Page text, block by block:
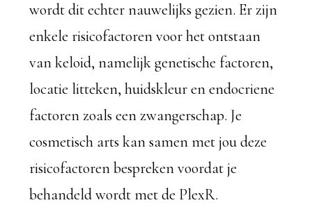
wordt dit echter nauwelijks gezien. Er zijn
enkele risicofactoren voor het ontstaan
van keloid, namelijk genetische factoren,
locatie litteken, huidskleur en endocriene
factoren zoals een zwangerschap. Je
cosmetisch arts kan samen met jou deze
risicofactoren bespreken voordat je
behandeld wordt met de PlexR.